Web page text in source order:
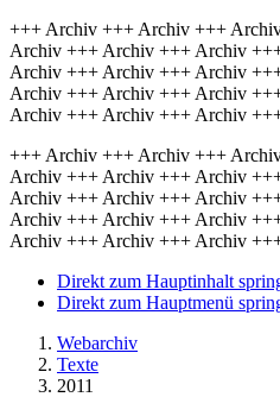
+++ Archiv +++ Archiv +++
Archiv +++ Archiv +++ Archiv
Archiv +++ Archiv +++ Archiv
Archiv +++ Archiv +++ Archiv
Archiv +++ Archiv +++ Archiv
+++ Archiv +++ Archiv +++
Archiv +++ Archiv +++ Archiv
Archiv +++ Archiv +++ Archiv
Archiv +++ Archiv +++ Archiv
Archiv +++ Archiv +++ Archiv
Direkt zum Hauptinhalt
Direkt zum Hauptmenü
Webarchiv
Texte
2011